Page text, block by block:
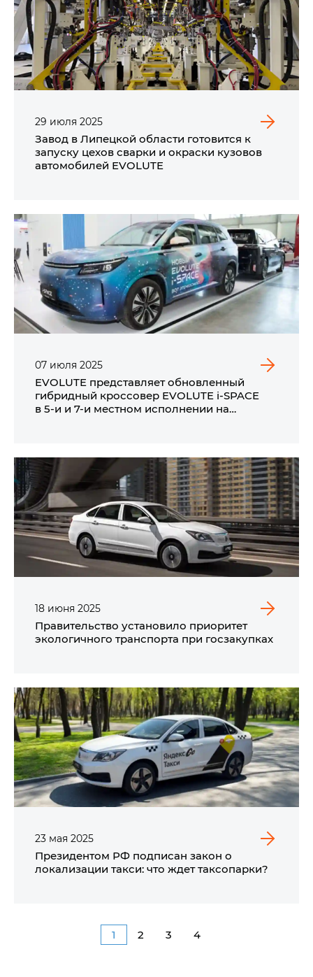
29 июля 2025
Завод в Липецкой области готовится к
запуску цехов сварки и окраски кузовов
автомобилей EVOLUTE
07 июля 2025
EVOLUTE представляет обновленный
гибридный кроссовер EVOLUTE i‑SPACE
в 5‑и и 7‑и местном исполнении на
18 июня 2025
Правительство установило приоритет
экологичного транспорта при госзакупках
23 мая 2025
Президентом РФ подписан закон о
локализации такси: что ждет таксопарки?
1 2 3 4